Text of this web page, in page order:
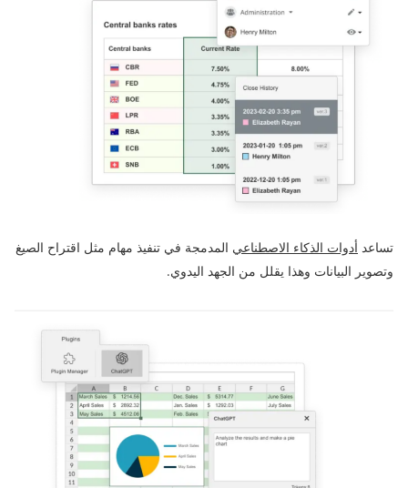
تساعد أدوات الذكاء الاصطناعي المدمجة في تنفيذ مهام مثل اقتراح الصيغ
وتصوير البيانات وهذا يقلل من الجهد اليدوي.